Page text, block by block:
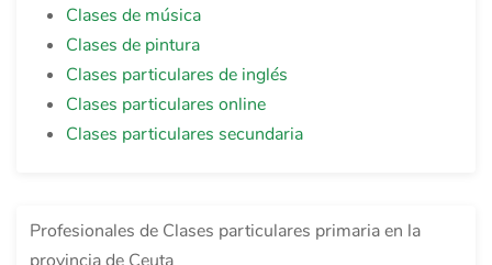
Clases de música
Clases de pintura
Clases particulares de inglés
Clases particulares online
Clases particulares secundaria
Profesionales de Clases particulares primaria en la